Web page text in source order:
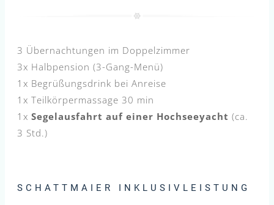
3 Übernachtungen im Doppelzimmer
3x Halbpension (3-Gang-Menü)
1x Begrüßungsdrink bei Anreise
1x Teilkörpermassage 30 min
1x Segelausfahrt auf einer Hochseeyacht (ca.
3 Std.)
SCHATTMAIER INKLUSIVLEISTUNG